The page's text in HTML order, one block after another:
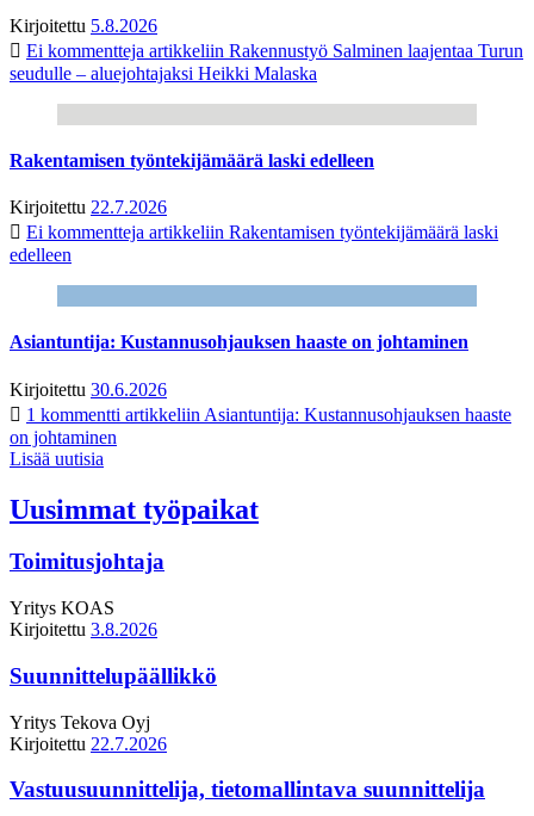
Kirjoitettu 5.8.2026
Ei kommentteja artikkeliin Rakennustyö Salminen laajentaa Turun
seudulle – aluejohtajaksi Heikki Malaska
Rakentamisen työntekijämäärä laski edelleen
Kirjoitettu 22.7.2026
Ei kommentteja artikkeliin Rakentamisen työntekijämäärä laski
edelleen
Asiantuntija: Kustannusohjauksen haaste on johtaminen
Kirjoitettu 30.6.2026
1 kommentti artikkeliin Asiantuntija: Kustannusohjauksen haaste
on johtaminen
Lisää uutisia
Uusimmat työpaikat
Toimitusjohtaja
Yritys KOAS
Kirjoitettu 3.8.2026
Suunnittelupäällikkö
Yritys Tekova Oyj
Kirjoitettu 22.7.2026
Vastuusuunnittelija, tietomallintava suunnittelija